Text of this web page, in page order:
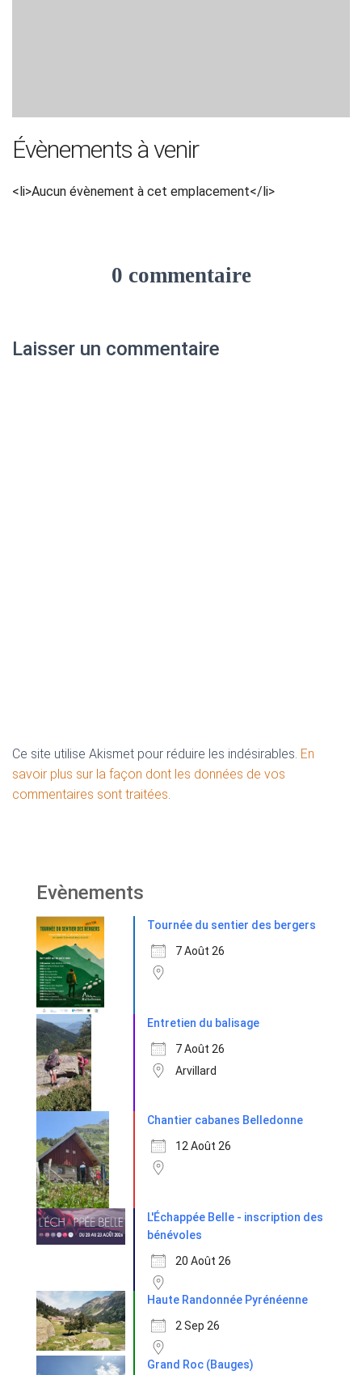
Évènements à venir
<li>Aucun évènement à cet emplacement</li>
0 commentaire
Laisser un commentaire
Ce site utilise Akismet pour réduire les indésirables. En
savoir plus sur la façon dont les données de vos
commentaires sont traitées.
Evènements
Tournée du sentier des bergers
7 Août 26
Entretien du balisage
7 Août 26
Arvillard
Chantier cabanes Belledonne
12 Août 26
L'Échappée Belle - inscription des
bénévoles
20 Août 26
Haute Randonnée Pyrénéenne
2 Sep 26
Grand Roc (Bauges)